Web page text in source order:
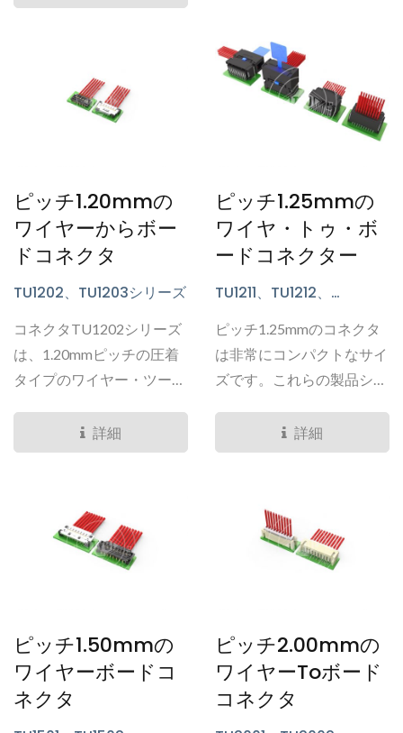
す。製品のデータ転送速度
ファインピッチコネクタ
は、小型サイズ、低プロフ
ピッチ1.20mmの
ワイヤーからボー
ドコネクタ
TU1202、TU1203シリーズ
コネクタTU1202シリーズ
は、1.20mmピッチの圧着
タイプのワイヤー・ツー・
詳細
ピッチ1.25mmの
ワイヤ・トゥ・ボ
ードコネクター
TU1211、TU1212、
TU1218、TU1252、
TU1253、TU1256、
TU1257 シリーズ
ピッチ1.25mmのコネクタ
は非常にコンパクトなサイ
ズです。これらの製品シリ
限されている消費電子製品
や全体的なシステムスペー
よく使用されます。例とし
ては、ディスプレイパネ
ル、スピーカー、タブレッ
詳細
ピッチ1.50mmの
ワイヤーボードコ
ネクタ
ピッチ2.00mmの
ワイヤーtoボード
コネクタ